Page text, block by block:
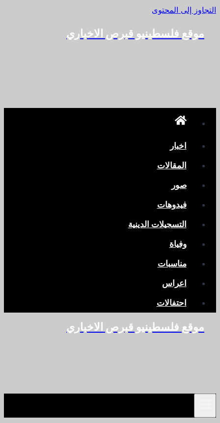
التجاوز إلى المحتوى
موقع فلسطينيو قبرص الاخباري
اخبار
المقالات
صور
فيدوهات
التسجيلات الدينية
وفياة
مناسبات
اعراس
احتفالات
موقع فلسطينيو قبرص الاخباري